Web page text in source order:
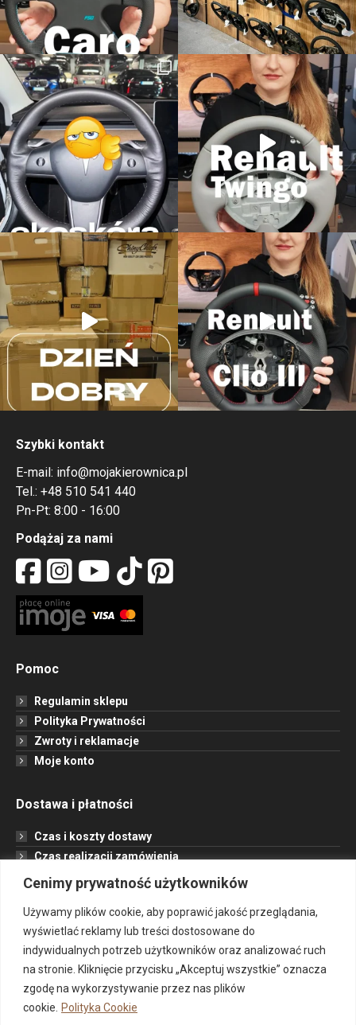
Cenimy prywatność użytkowników
Używamy plików cookie, aby poprawić jakość przeglądania,
wyświetlać reklamy lub treści dostosowane do
indywidualnych potrzeb użytkowników oraz analizować ruch
na stronie. Kliknięcie przycisku „Akceptuj wszystkie” oznacza
zgodę na wykorzystywanie przez nas plików
cookie. Polityka Cookie
Szybki kontakt
E-mail: info@mojakierownica.pl
Tel.: +48 510 541 440
Pn-Pt: 8:00 - 16:00
Podążaj za nami
Pomoc
Regulamin sklepu
Polityka Prywatności
Zwroty i reklamacje
Moje konto
Dostawa i płatności
Czas i koszty dostawy
Czas realizacji zamówienia
Formy płatności
Informacje
Jak to działa?
Projekt
O nas